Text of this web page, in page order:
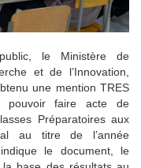
le Ministère de
et de l’Innovation,
une mention TRES
pouvoir faire acte de
Préparatoires aux
au titre de l’année
le document, le